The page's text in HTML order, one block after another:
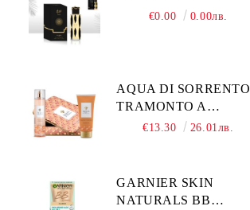
€0.00 0.00лв.
AQUA DI SORRENTO
TRAMONTO A
POSITANO
245МЛ + ДУШ ГЕЛ
200МЛ МЕТАЛНА
€13.30 26.01лв.
GARNIER SKIN
NATURALS BB